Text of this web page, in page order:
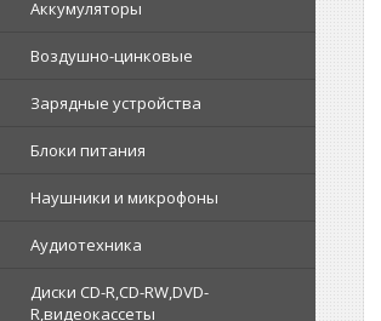
Аккумуляторы
Воздушно-цинковые
Зарядные устройства
Блоки питания
Наушники и микрофоны
Аудиотехника
Диски CD-R,CD-RW,DVD-
R,видеокассеты